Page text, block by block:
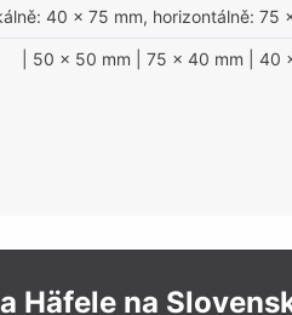
40 x 75 mm, horizontálně: 75
| 50 x 50 mm | 75 x 40 mm | 40
Häfele na